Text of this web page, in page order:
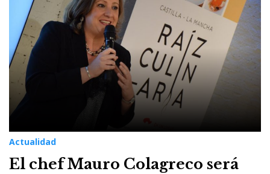
Actualidad
El chef Mauro Colagreco será